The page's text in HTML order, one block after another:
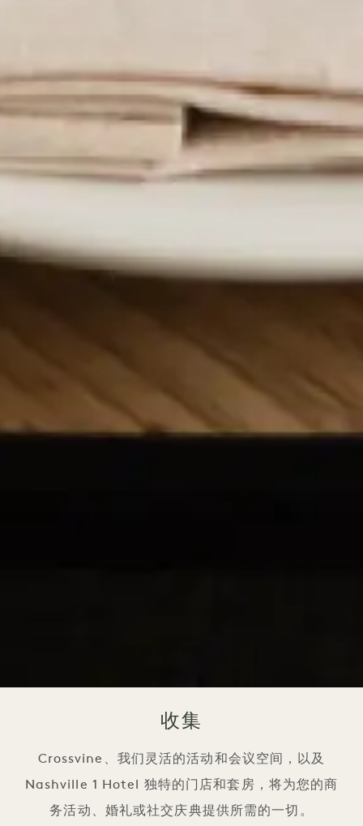
收集
Crossvine、我们灵活的活动和会议空间，以及
Nashville 1 Hotel 独特的门店和套房，将为您的商
务活动、婚礼或社交庆典提供所需的一切。